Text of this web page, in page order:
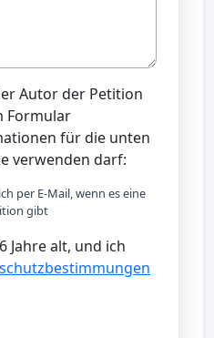
Autor der Petition
Formular
für die unten
verwenden darf:
per E-Mail, wenn es eine
gibt
Jahre alt, und ich